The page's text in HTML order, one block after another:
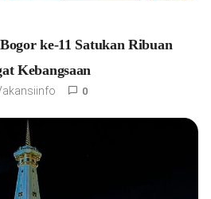
ke-11 Satukan Ribuan
Kebangsaan
0